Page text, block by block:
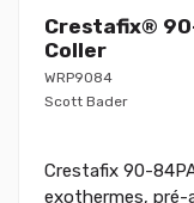
Crestafix®
Coller
WRP9084
Scott Bader
Crestafix 90-
exothermes, pré-